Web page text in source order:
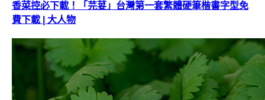
香菜控必下載！「芫荽」台灣第一套繁體硬筆楷書字型免
費下載 | 大人物